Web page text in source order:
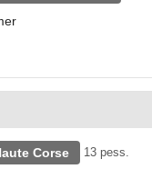
Corse 13 pess.